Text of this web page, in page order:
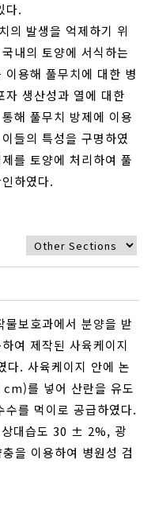
다.
의 발생을 억제하기 위
내의 토양에 서식하는
용해 풀무치에 대한 병
자 생산성과 열에 대한
해 풀무치 방제에 이용
들의 특성을 구명하였
를 토양에 처리하여 풀
하였다.
보호과에서 분양을 받
여 제작된 사육케이지
. 사육케이지 안에 논
를 넣어 산란을 유도
를 먹이로 공급하였다.
대습도 30 ± 2%, 광
을 이용하여 병원성 검